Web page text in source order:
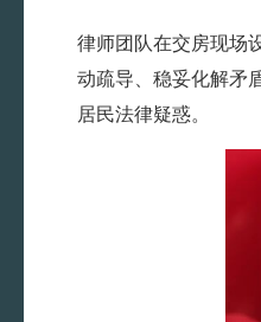
律师团队在交房现场
动疏导、稳妥化解矛
居民法律疑惑。